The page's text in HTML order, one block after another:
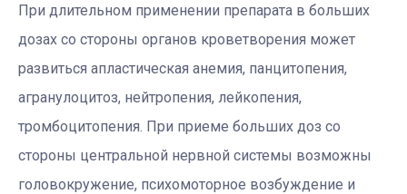
При длительном применении препарата в больших
дозах со стороны органов кроветворения может
развиться апластическая анемия, панцитопения,
агранулоцитоз, нейтропения, лейкопения,
тромбоцитопения. При приеме больших доз со
стороны центральной нервной системы возможны
головокружение, психомоторное возбуждение и